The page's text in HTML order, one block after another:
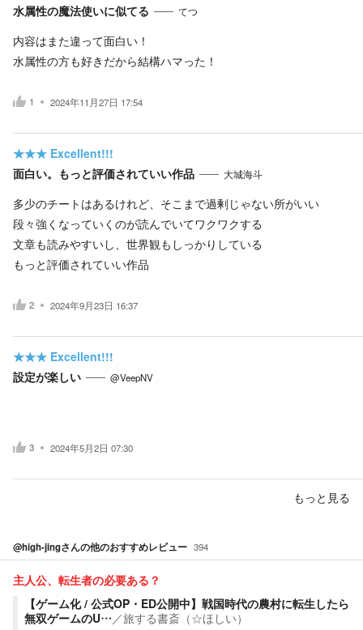
水属性の魔法使いに似てる
てつ
内容はまた違って面白い！
水属性の方も好きだから結構ハマった！
1 2024年11月27日 17:54
★★★ Excellent!!!
面白い。もっと評価されていい作品
大城海斗
多少のチートはあるけれど、そこまで過剰じゃない所がいい
段々強くなっていくのが読んでいてワクワクする
文章も読みやすいし、世界観もしっかりしている
もっと評価されていい作品
2 2024年9月23日 16:37
★★★ Excellent!!!
設定が楽しい
@VeepNV
3 2024年5月2日 07:30
もっと見る
@high-jingさんの他のおすすめレビュー 394
主人公、転生者の必要ある？
【ゲーム化 / 公式OP・ED公開中】戦国時代の農村に転生したら
無双ゲームのU… ／旅する書斎（☆ほしい）